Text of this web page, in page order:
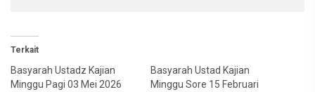
Terkait
Basyarah Ustadz Kajian
Minggu Pagi 03 Mei 2026
Basyarah Ustad Kajian
Minggu Sore 15 Februari